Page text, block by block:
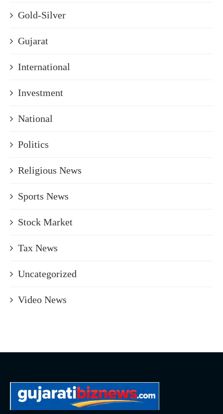
Gold-Silver
Gujarat
International
Investment
National
Politics
Religious News
Sports News
Stock Market
Tax News
Uncategorized
Video News